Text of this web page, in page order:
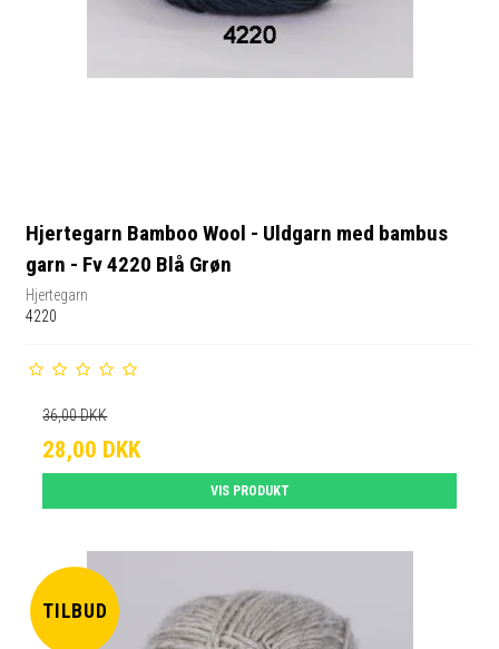
Hjertegarn Bamboo Wool - Uldgarn med bambus
garn - Fv 4220 Blå Grøn
Hjertegarn
4220
36,00 DKK
28,00 DKK
VIS PRODUKT
TILBUD